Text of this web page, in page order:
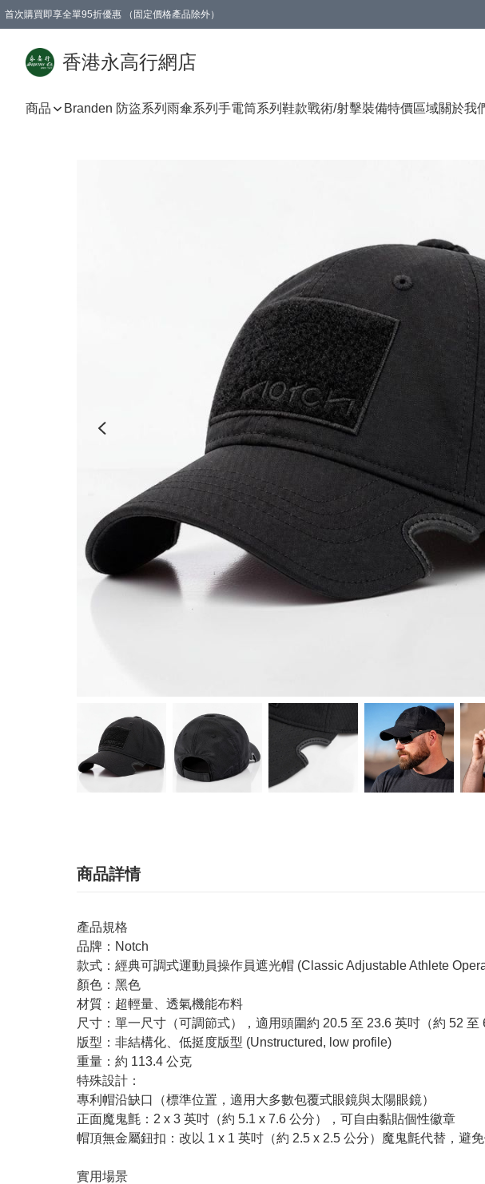
首次購買即享全單95折優惠 （固定價格產品除外）
香港永高行網店
商品 Branden 防盜系列 雨傘系列 手電筒系列 鞋款戰術/射擊裝備特價區域關於我
商品詳情
產品規格
品牌：Notch
款式：經典可調式運動員操作員遮光帽 (Classic Adjustable Athlete
顏色：黑色
材質：超輕量、透氣機能布料
尺寸：單一尺寸（可調節式），適用頭圍約 20.5 至 23.6 英吋（約 52 至
版型：非結構化、低挺度版型 (Unstructured, low profile)
重量：約 113.4 公克
特殊設計：
專利帽沿缺口（標準位置，適用大多數包覆式眼鏡與太陽眼鏡）
正面魔鬼氈：2 x 3 英吋（約 5.1 x 7.6 公分），可自由黏貼個性徽章
帽頂無金屬鈕扣：改以 1 x 1 英吋（約 2.5 x 2.5 公分）魔鬼氈代替，避
實用場景